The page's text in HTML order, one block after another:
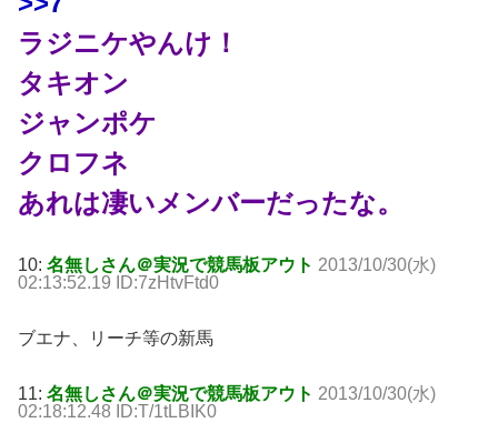
ラジニケやんけ！
タキオン
ジャンポケ
クロフネ
あれは凄いメンバーだったな。
10: 名無しさん＠実況で競馬板アウト 2013/10/30(水)
02:13:52.19 ID:7zHtvFtd0
ブエナ、リーチ等の新馬
11: 名無しさん＠実況で競馬板アウト 2013/10/30(水)
02:18:12.48 ID:T/1tLBIK0